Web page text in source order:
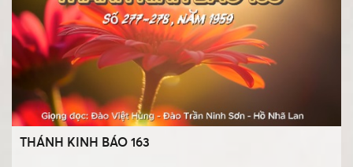
THÁNH KINH BÁO 163